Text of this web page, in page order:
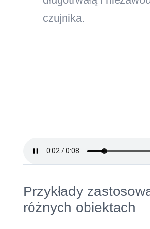
czujnika.
Przykłady
różnych obiektach